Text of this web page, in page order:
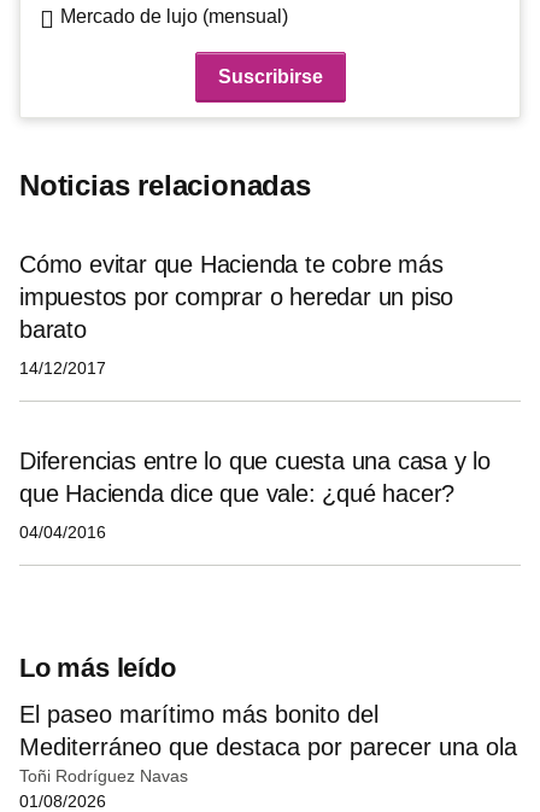
Mercado de lujo (mensual)
Noticias relacionadas
Cómo evitar que Hacienda te cobre más
impuestos por comprar o heredar un piso
barato
14/12/2017
Diferencias entre lo que cuesta una casa y lo
que Hacienda dice que vale: ¿qué hacer?
04/04/2016
Lo más leído
El paseo marítimo más bonito del
Mediterráneo que destaca por parecer una ola
Toñi Rodríguez Navas
01/08/2026